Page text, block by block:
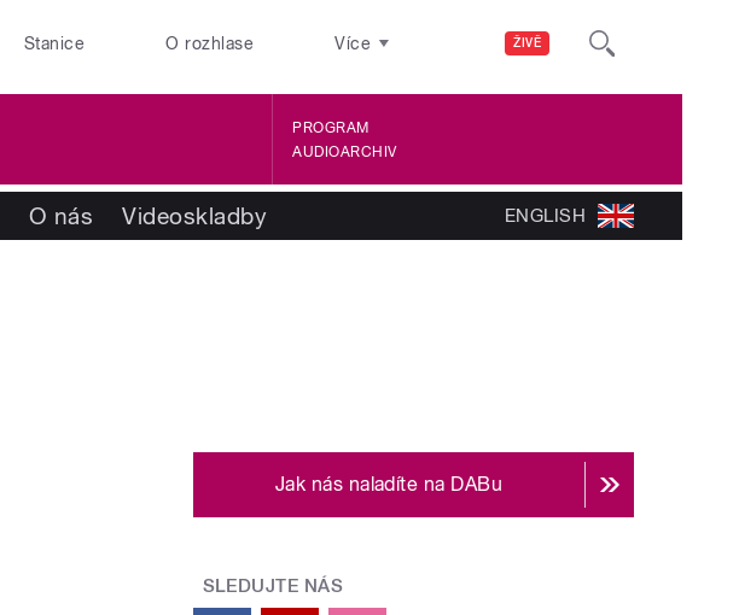
ŽIVĚ
Stanice O rozhlase Více
PROGRAM
AUDIOARCHIV
O nás Videoskladby ENGLISH
Jak nás naladíte na DABu
SLEDUJTE NÁS